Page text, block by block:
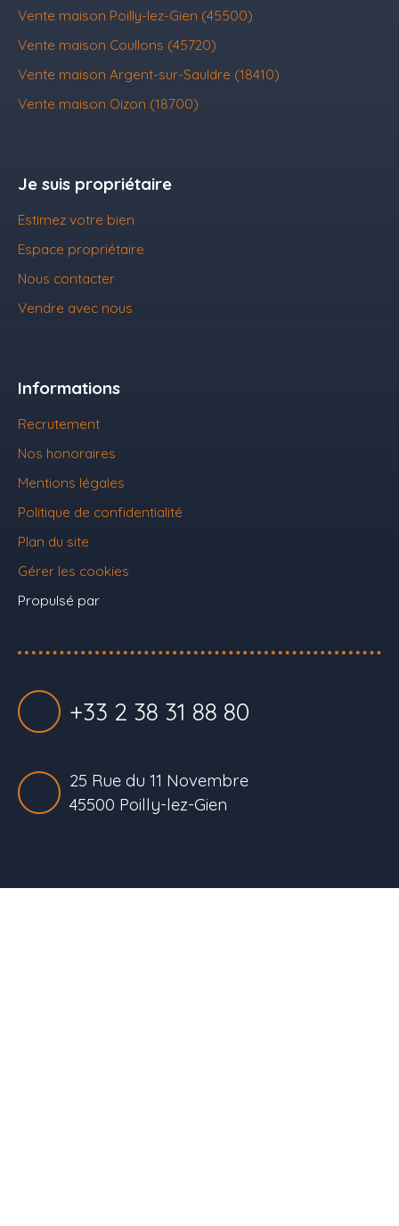
Vente maison Poilly-lez-Gien (45500)
Vente maison Coullons (45720)
Vente maison Argent-sur-Sauldre (18410)
Vente maison Oizon (18700)
Je suis propriétaire
Estimez votre bien
Espace propriétaire
Nous contacter
Vendre avec nous
Informations
Recrutement
Nos honoraires
Mentions légales
Politique de confidentialité
Plan du site
Gérer les cookies
Propulsé par
+33 2 38 31 88 80
25 Rue du 11 Novembre
45500 Poilly-lez-Gien